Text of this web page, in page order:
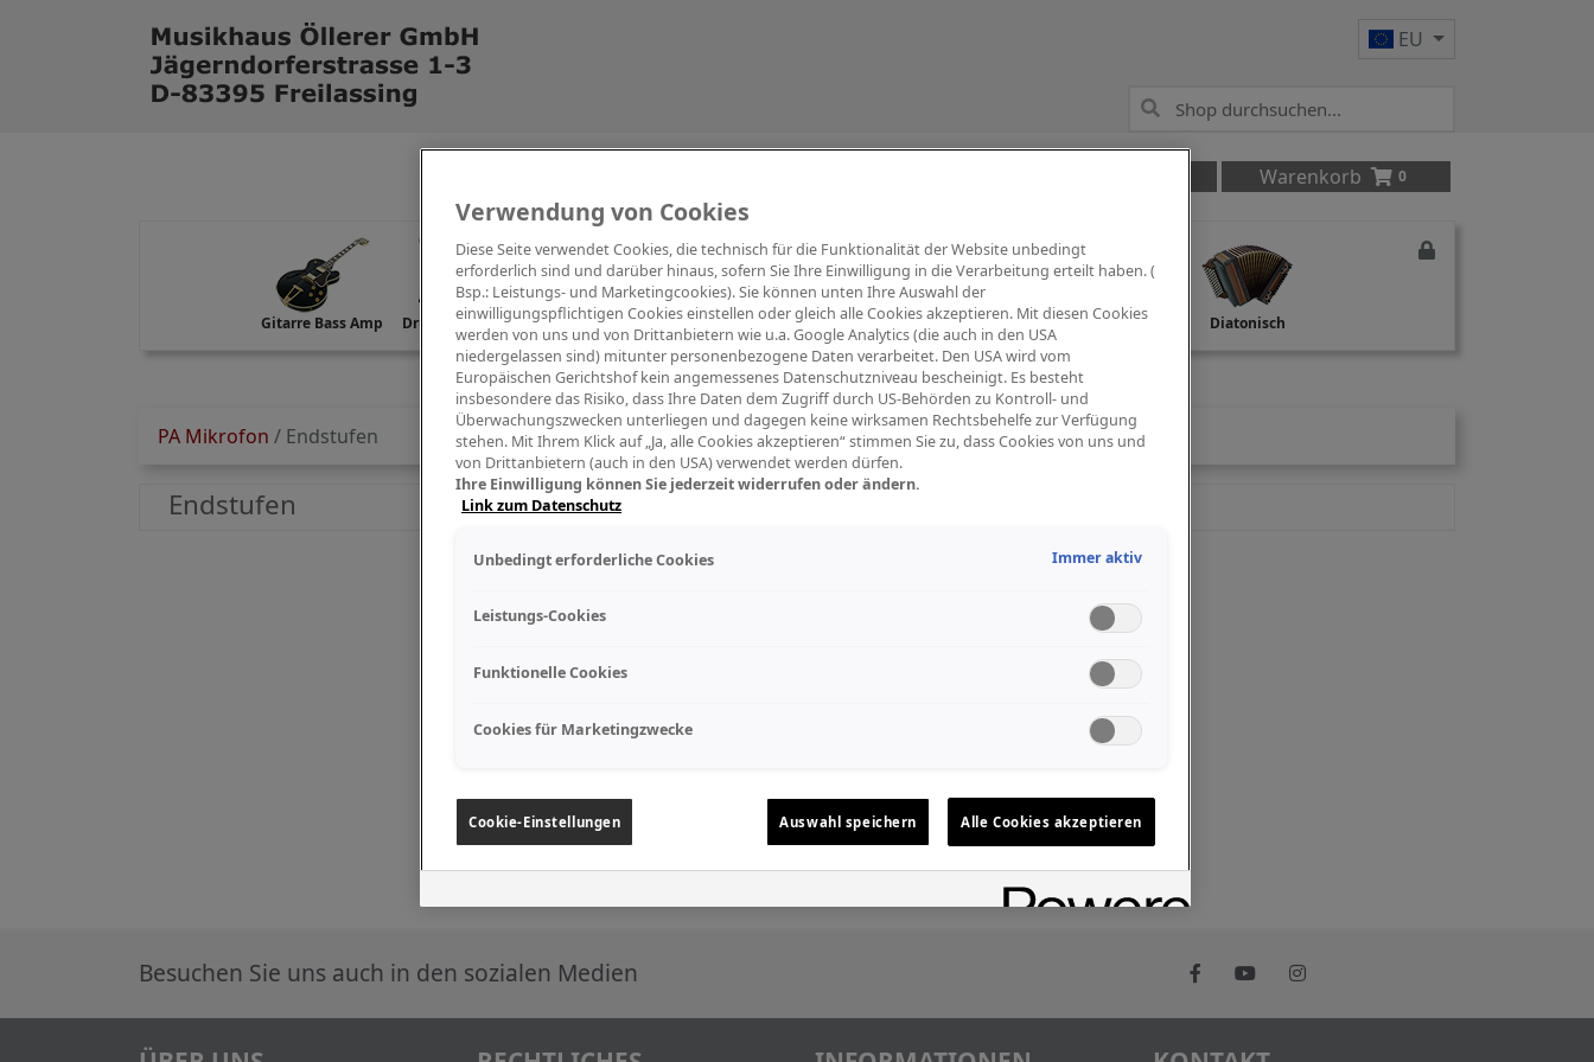
EU
Warenkorb 0
Gitarre Bass Amp Drums Percussion Digitalpiano Keys Blasinstrumente Orchester PA Mikrofon Studio Recording Diatonisch
PA Mikrofon / Endstufen
Endstufen
Besuchen Sie uns auch in den sozialen Medien
Verwendung von Cookies
Diese Seite verwendet Cookies, die technisch für die Funktionalität der Website unbedingt
erforderlich sind und darüber hinaus, sofern Sie Ihre Einwilligung in die Verarbeitung erteilt haben. (
Bsp.: Leistungs- und Marketingcookies). Sie können unten Ihre Auswahl der
einwilligungspflichtigen Cookies einstellen oder gleich alle Cookies akzeptieren. Mit diesen Cookies
werden von uns und von Drittanbietern wie u.a. Google Analytics (die auch in den USA
niedergelassen sind) mitunter personenbezogene Daten verarbeitet. Den USA wird vom
Europäischen Gerichtshof kein angemessenes Datenschutzniveau bescheinigt. Es besteht
insbesondere das Risiko, dass Ihre Daten dem Zugriff durch US-Behörden zu Kontroll- und
Überwachungszwecken unterliegen und dagegen keine wirksamen Rechtsbehelfe zur Verfügung
stehen. Mit Ihrem Klick auf „Ja, alle Cookies akzeptieren“ stimmen Sie zu, dass Cookies von uns und
von Drittanbietern (auch in den USA) verwendet werden dürfen.
Ihre Einwilligung können Sie jederzeit widerrufen oder ändern.
Link zum Datenschutz
Unbedingt erforderliche Cookies Immer aktiv
Leistungs-Cookies
Funktionelle Cookies
Cookies für Marketingzwecke
Cookie-Einstellungen Auswahl speichern Alle Cookies akzeptieren